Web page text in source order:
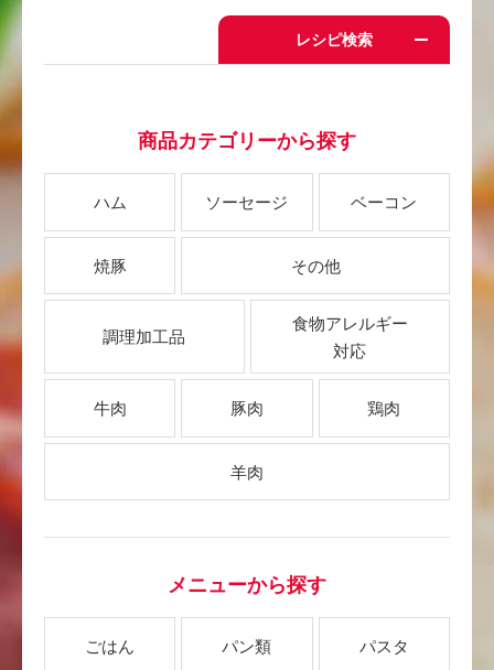
レシピ検索
商品カテゴリーから探す
ハム ソーセージ ベーコン
焼豚 その他
調理加工品
食物アレルギー
対応
牛肉 豚肉 鶏肉
羊肉
メニューから探す
ごはん パン類 パスタ